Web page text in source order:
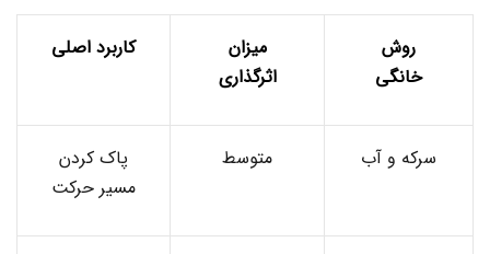
روش
خانگی
میزان
اثرگذاری
کاربرد اصلی
سرکه و آب متوسط
پاک کردن
مسیر حرکت